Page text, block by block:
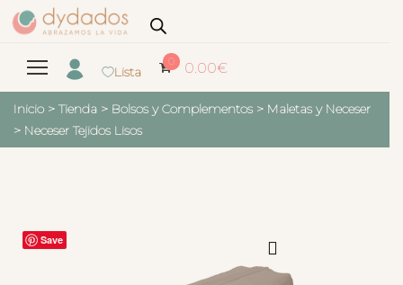
Lista
0 0.00€
Inicio > Tienda > Bolsos y Complementos > Maletas y Neceser
> Neceser Tejidos Lisos
Save